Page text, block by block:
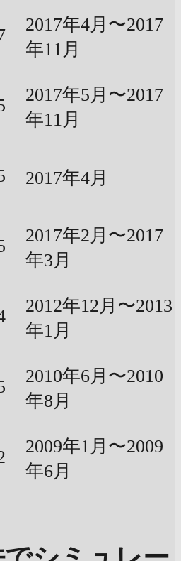
2017年4月〜2017
年11月
2017年5月〜2017
年11月
2017年4月
2017年2月〜2017
年3月
2012年12月〜2013
年1月
2010年6月〜2010
年8月
2009年1月〜2009
年6月